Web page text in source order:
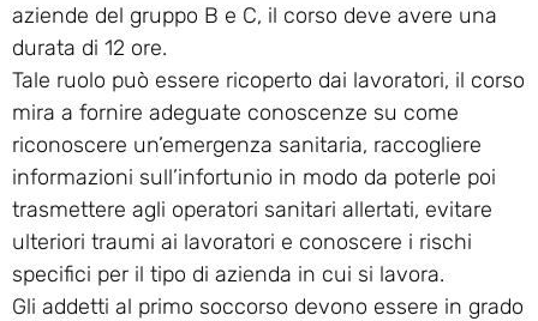
aziende del gruppo B e C, il corso deve avere una
durata di 12 ore.
Tale ruolo può essere ricoperto dai lavoratori, il corso
mira a fornire adeguate conoscenze su come
riconoscere un’emergenza sanitaria, raccogliere
informazioni sull’infortunio in modo da poterle poi
trasmettere agli operatori sanitari allertati, evitare
ulteriori traumi ai lavoratori e conoscere i rischi
specifici per il tipo di azienda in cui si lavora.
Gli addetti al primo soccorso devono essere in grado